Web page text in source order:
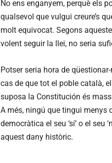
No ens enganyem, perquè els
qualsevol que vulgui creure’s
molt equivocat. Segons
volent seguir la llei, no seria
Potser seria hora de
cas de que tot el poble català,
suposa la Constitución és
A més, ningú que tingui menys
democràtica el seu ‘sí’ o el seu
aquest dany històric.